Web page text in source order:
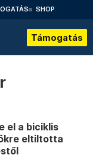
SHOP
Támogatás
el a biciklis
eltiltotta